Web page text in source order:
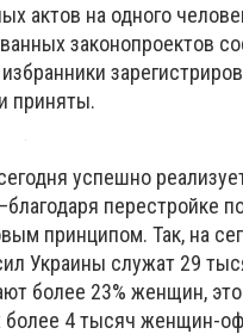
актов на одного
законопроектов
приняты.
успешно
–благодаря перестройке
принципом. Так, на
Украины служат 29
более 23% женщин,
4 тысяч женщин-